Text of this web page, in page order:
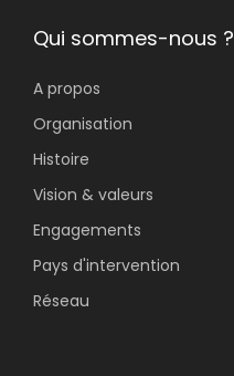
Qui sommes-nous ?
A propos
Organisation
Histoire
Vision & valeurs
Engagements
Pays d'intervention
Réseau